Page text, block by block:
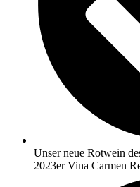
Unser neue Rotwein
2023er Vina Carmen